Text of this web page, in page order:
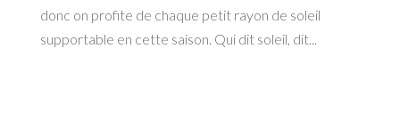
donc on profite de chaque petit rayon de soleil
supportable en cette saison. Qui dit soleil, dit...